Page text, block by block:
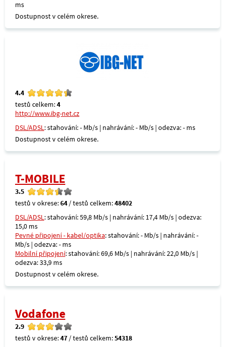
ms
Dostupnost v celém okrese.
4.4
testů celkem:4
http://www.ibg-net.cz
DSL/ADSL: stahování: - Mb/s | nahrávání: - Mb/s | odezva: - ms
Dostupnost v celém okrese.
T-MOBILE
3.5
testů v okrese:64 / testů celkem:48402
DSL/ADSL: stahování: 59,8 Mb/s | nahrávání: 17,4 Mb/s | odezva:
15,0 ms
Pevné připojení - kabel/optika: stahování: - Mb/s | nahrávání: -
Mb/s | odezva: - ms
Mobilní připojení: stahování: 69,6 Mb/s | nahrávání: 22,0 Mb/s |
odezva: 33,9 ms
Dostupnost v celém okrese.
Vodafone
2.9
testů v okrese:47 / testů celkem:54318